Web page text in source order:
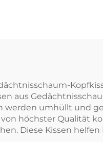
aus
werden umhüllt und
höchster Qualität
Diese Kissen